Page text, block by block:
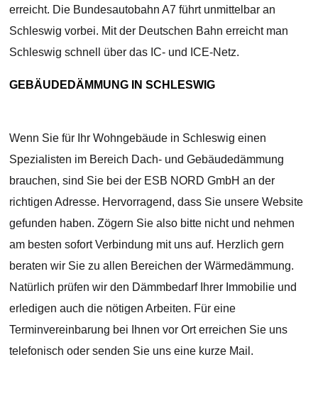
erreicht. Die Bundesautobahn A7 führt unmittelbar an
Schleswig vorbei. Mit der Deutschen Bahn erreicht man
Schleswig schnell über das IC- und ICE-Netz.
GEBÄUDEDÄMMUNG IN SCHLESWIG
Wenn Sie für Ihr Wohngebäude in Schleswig einen
Spezialisten im Bereich Dach- und Gebäudedämmung
brauchen, sind Sie bei der ESB NORD GmbH an der
richtigen Adresse. Hervorragend, dass Sie unsere Website
gefunden haben. Zögern Sie also bitte nicht und nehmen
am besten sofort Verbindung mit uns auf. Herzlich gern
beraten wir Sie zu allen Bereichen der Wärmedämmung.
Natürlich prüfen wir den Dämmbedarf Ihrer Immobilie und
erledigen auch die nötigen Arbeiten. Für eine
Terminvereinbarung bei Ihnen vor Ort erreichen Sie uns
telefonisch oder senden Sie uns eine kurze Mail.